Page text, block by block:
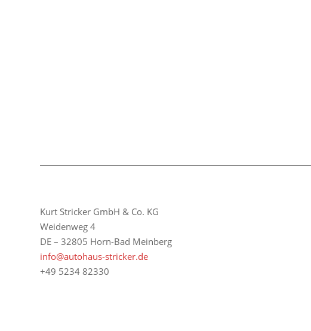
Kurt Stricker GmbH & Co. KG
Weidenweg 4
DE – 32805 Horn-Bad Meinberg
info@autohaus-stricker.de
+49 5234 82330